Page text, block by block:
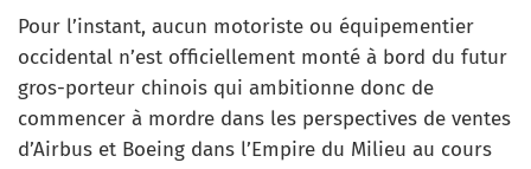
Pour l’instant, aucun motoriste ou équipementier
occidental n’est officiellement monté à bord du futur
gros-porteur chinois qui ambitionne donc de
commencer à mordre dans les perspectives de ventes
d’Airbus et Boeing dans l’Empire du Milieu au cours